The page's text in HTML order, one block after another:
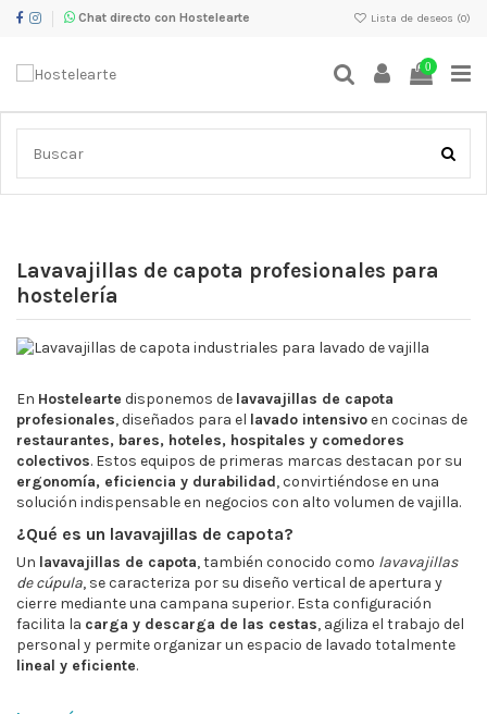
Chat directo con Hostelearte Lista de deseos (0)
0
Inicio Limpieza e higiene para bares y restaurantes
Lavavajillas de
capota profesionales para hostelería
Lavavajillas de capota profesionales para
hostelería
En Hostelearte disponemos de lavavajillas de capota
profesionales, diseñados para el lavado intensivoen cocinas de
restaurantes, bares, hoteles, hospitales y comedores
colectivos. Estos equipos de primeras marcas destacan por su
ergonomía, eficiencia y durabilidad, convirtiéndose en una
solución indispensable en negocios con alto volumen de vajilla.
¿Qué es un lavavajillas de capota?
Un lavavajillas de capota, también conocido como lavavajillas
de cúpula, se caracteriza por su diseño vertical de apertura y
cierre mediante una campana superior. Esta configuración
facilita la carga y descarga de las cestas, agiliza el trabajo del
personal y permite organizar un espacio de lavado totalmente
lineal y eficiente.